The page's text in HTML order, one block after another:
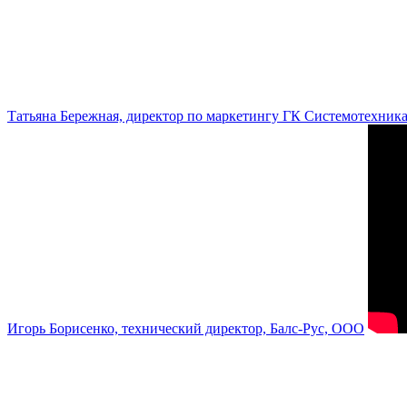
Татьяна Бережная, директор по маркетингу ГК Системотехника
Игорь Борисенко, технический директор, Балс-Рус, ООО